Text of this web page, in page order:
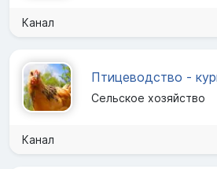
Канал
Сельское хозяйство
Канал